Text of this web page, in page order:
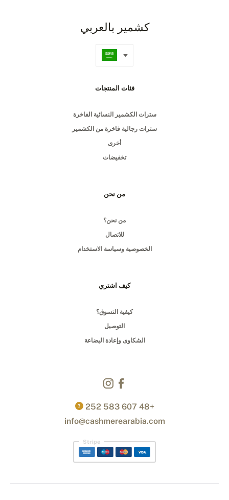
كشمير بالعربي
فئات المنتجات
سترات الكشمير النسائية الفاخرة
سترات رجالية فاخرة من الكشمير
أخرى
تخفيضات
من نحن
من نحن؟
للاتصال
الخصوصية وسياسة الاستخدام
كيف اشتري
كيفية التسوق؟
التوصيل
الشكاوى وإعادة البضاعة
+48 607 583 252
?
info@cashmerearabia.com
Stripe